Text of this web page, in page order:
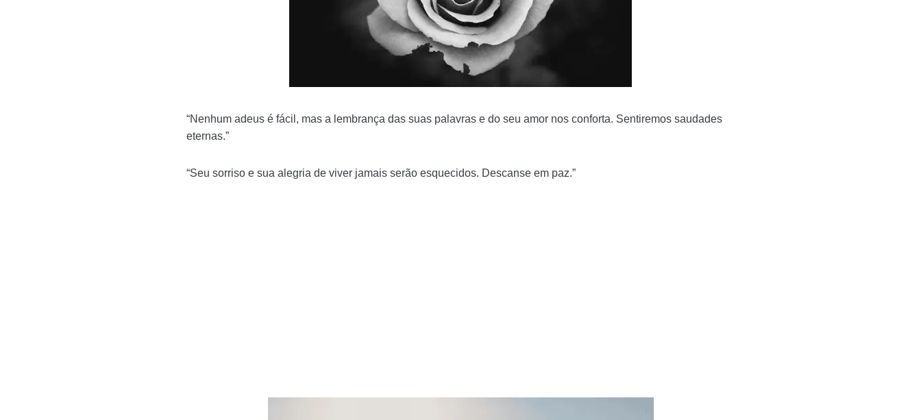
“Nenhum adeus é fácil, mas a lembrança das suas palavras e do seu amor nos conforta. Sentiremos saudades
eternas.”
“Seu sorriso e sua alegria de viver jamais serão esquecidos. Descanse em paz.”